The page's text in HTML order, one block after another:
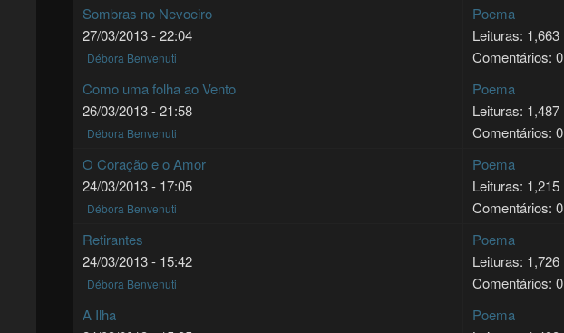
Sombras no Nevoeiro
27/03/2013 - 22:04
Débora Benvenuti
Poema
Leituras: 1,663
Comentários: 0
Como uma folha ao Vento
26/03/2013 - 21:58
Débora Benvenuti
Poema
Leituras: 1,487
Comentários: 0
O Coração e o Amor
24/03/2013 - 17:05
Débora Benvenuti
Poema
Leituras: 1,215
Comentários: 0
Retirantes
24/03/2013 - 15:42
Débora Benvenuti
Poema
Leituras: 1,726
Comentários: 0
A Ilha
Poema